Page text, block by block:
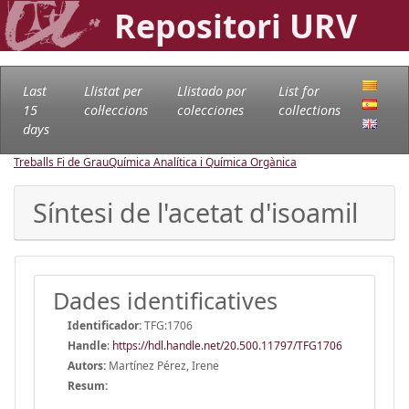
Repositori URV
Last
15
days
Llistat per
col·leccions
Llistado por
colecciones
List for
collections
Treballs Fi de GrauQuímica Analítica i Química Orgànica
Síntesi de l'acetat d'isoamil
Dades identificatives
Identificador:TFG:1706
Handle: https://hdl.handle.net/20.500.11797/TFG1706
Autors: Martínez Pérez, Irene
Resum: